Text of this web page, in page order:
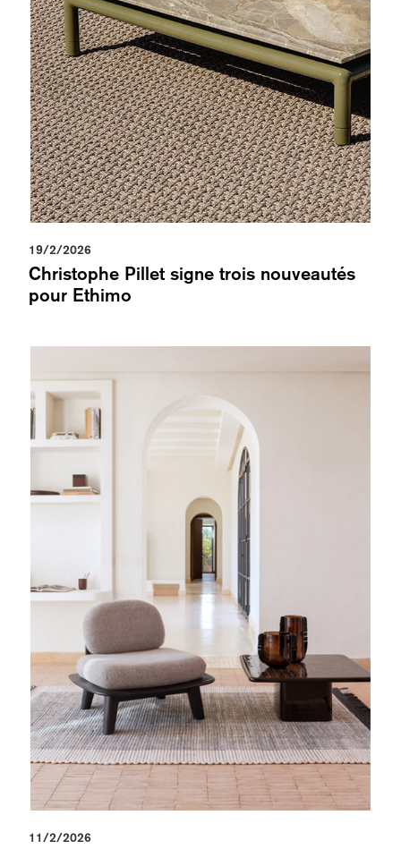
19/2/2026
Christophe Pillet signe trois nouveautés
pour Ethimo
11/2/2026